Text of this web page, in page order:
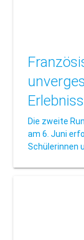
Die zweite
am 6. Juni
Schülerinnen